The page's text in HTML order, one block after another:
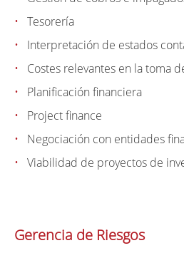
Tesorería
Interpretación de estados
Costes relevantes en la toma
Planificación financiera
Project finance
Negociación con entidades
Viabilidad de proyectos de
Gerencia de Riesgos